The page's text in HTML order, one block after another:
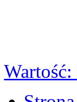
Wartość: